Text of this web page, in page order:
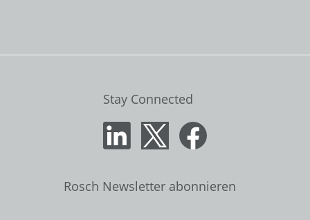
Stay Connected
Rosch Newsletter abonnieren